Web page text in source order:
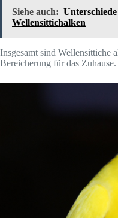
Siehe auch:
Wellensittichalken
Insgesamt sind Wellensittiche
Bereicherung für das Zuhause.